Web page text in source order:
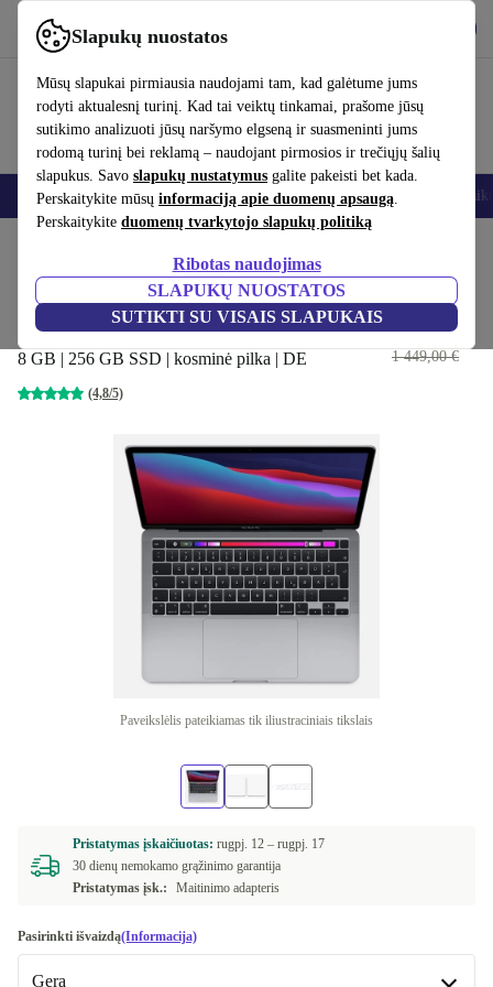
Slapukų nuostatos
Mūsų slapukai pirmiausia naudojami tam, kad galėtume jums
rodyti aktualesnį turinį. Kad tai veiktų tinkamai, prašome jūsų
sutikimo analizuoti jūsų naršymo elgseną ir suasmeninti jums
rodomą turinį bei reklamą – naudojant pirmosios ir trečiųjų šalių
slapukus. Savo slapukų nustatymus galite pakeisti bet kada.
Perskaitykite mūsų informaciją apie duomenų apsaugą.
Perskaitykite duomenų tvarkytojo slapukų politiką
Ribotas naudojimas
SLAPUKŲ NUOSTATOS
SUTIKTI SU VISAIS SLAPUKAIS
Naudok refurbed greitai ir paprastai
Išmanieji telefonai Nešiojamieji kompiuteriai Planšetės Išmanieji
Apple MacBook Pro 2020 M1 |
13.3-colio
8 GB | 256 GB SSD | kosminė pilka | DE
(4,8/5)
529,00 €
1 449,00 €
Paveikslėlis pateikiamas tik iliustraciniais tikslais
Pristatymas įskaičiuotas: rugpj. 12 – rugpj. 17
30 dienų nemokamo grąžinimo garantija
Pristatymas įsk.:
Maitinimo adapteris
Pasirinkti išvaizdą(Informacija)
Gera